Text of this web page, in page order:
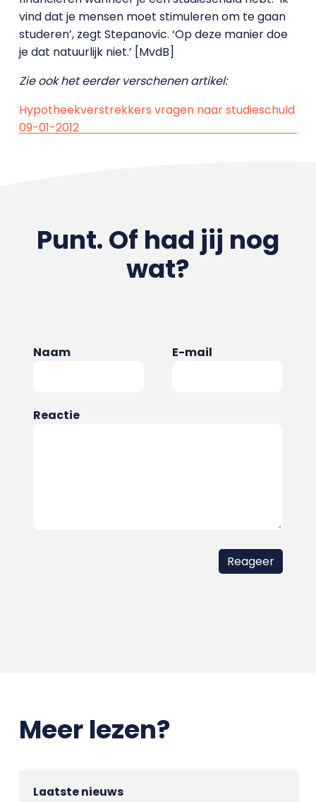
vind dat je mensen moet stimuleren om te gaan
studeren’, zegt Stepanovic. ‘Op deze manier doe
je dat natuurlijk niet.’ [MvdB]
Zie ook het eerder verschenen artikel:
Hypotheekverstrekkers vragen naar studieschuld
09-01-2012
Punt. Of had jij nog
wat?
Naam E-mail
Reactie
Meer lezen?
Laatste nieuws